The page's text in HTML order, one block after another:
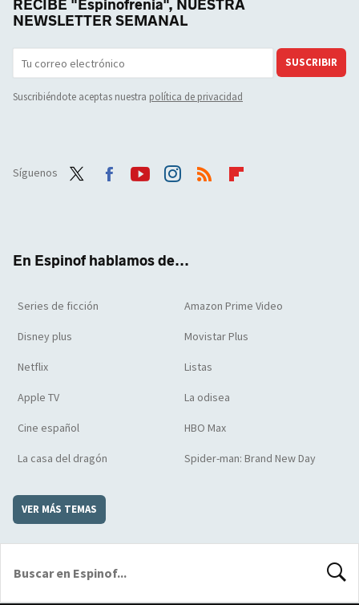
RECIBE "Espinofrenia", NUESTRA
NEWSLETTER SEMANAL
SUSCRIBIR
Suscribiéndote aceptas nuestra política de privacidad
Síguenos
En Espinof hablamos de...
Series de ficción Amazon Prime Video
Disney plus Movistar Plus
Netflix Listas
Apple TV La odisea
Cine español HBO Max
La casa del dragón Spider-man: Brand New Day
VER MÁS TEMAS